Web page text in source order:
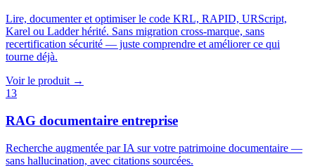
Lire, documenter et optimiser le code KRL, RAPID, URScript,
Karel ou Ladder hérité. Sans migration cross-marque, sans
recertification sécurité — juste comprendre et améliorer ce qui
tourne déjà.
Voir le produit →
13
RAG documentaire entreprise
Recherche augmentée par IA sur votre patrimoine documentaire —
sans hallucination, avec citations sourcées.